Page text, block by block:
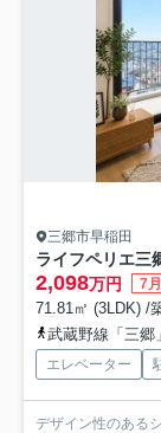
三郷市早稲田
ライフペリエ三
2,098万円 7
71.81㎡ (3LDK) /
武蔵野線「三郷
エレベーター
デザイン性のある